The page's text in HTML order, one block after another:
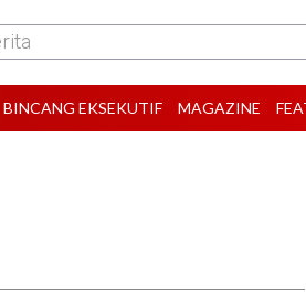
BINCANG EKSEKUTIF MAGAZINE